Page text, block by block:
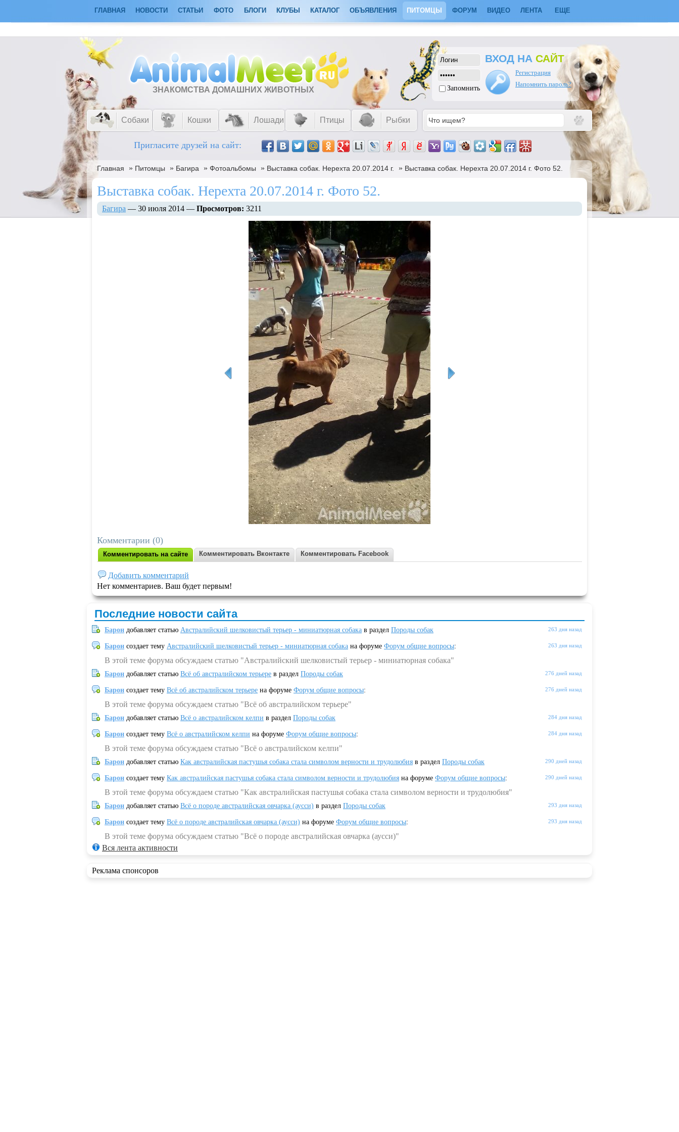
ГЛАВНАЯ НОВОСТИ СТАТЬИ ФОТО БЛОГИ КЛУБЫ КАТАЛОГ ОБЪЯВЛЕНИЯ ПИТОМЦЫ ФОРУМ ВИДЕО ЛЕНТА ЕЩЕ
ЗНАКОМСТВА ДОМАШНИХ ЖИВОТНЫХ Запомнить
ВХОД НА САЙТ
Регистрация
Напомнить пароль?
Собаки Кошки Лошади Птицы Рыбки
Пригласите друзей на сайт:
Главная » Питомцы » Багира » Фотоальбомы » Выставка собак. Нерехта 20.07.2014 г. » Выставка собак. Нерехта 20.07.2014 г. Фото 52.
Выставка собак. Нерехта 20.07.2014 г. Фото 52.
Багира — 30 июля 2014 — Просмотров: 3211
Комментарии (0)
Комментировать на сайте Комментировать Вконтакте Комментировать Facebook
Добавить комментарий
Нет комментариев. Ваш будет первым!
Последние новости сайта
263 дня назад
Барон добавляет статью Австралийский шелковистый терьер - миниатюрная собака в раздел Породы собак
263 дня назад
Барон создает тему Австралийский шелковистый терьер - миниатюрная собака на форуме Форум общие вопросы:
В этой теме форума обсуждаем статью "Австралийский шелковистый терьер - миниатюрная собака"
276 дней назад
Барон добавляет статью Всё об австралийском терьере в раздел Породы собак
276 дней назад
Барон создает тему Всё об австралийском терьере на форуме Форум общие вопросы:
В этой теме форума обсуждаем статью "Всё об австралийском терьере"
284 дня назад
Барон добавляет статью Всё о австралийском келпи в раздел Породы собак
284 дня назад
Барон создает тему Всё о австралийском келпи на форуме Форум общие вопросы:
В этой теме форума обсуждаем статью "Всё о австралийском келпи"
290 дней назад
Барон добавляет статью Как австралийская пастушья собака стала символом верности и трудолюбия в раздел Породы собак
290 дней назад
Барон создает тему Как австралийская пастушья собака стала символом верности и трудолюбия на форуме Форум общие вопросы:
В этой теме форума обсуждаем статью "Как австралийская пастушья собака стала символом верности и трудолюбия"
293 дня назад
Барон добавляет статью Всё о породе австралийская овчарка (аусси) в раздел Породы собак
293 дня назад
Барон создает тему Всё о породе австралийская овчарка (аусси) на форуме Форум общие вопросы:
В этой теме форума обсуждаем статью "Всё о породе австралийская овчарка (аусси)"
Вся лента активности
Реклама спонсоров